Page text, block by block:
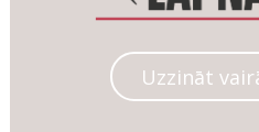
Uzzināt